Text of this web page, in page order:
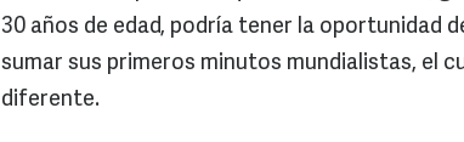
30 años de edad, podría tener la oportunidad
sumar sus primeros minutos mundialistas, el
diferente.